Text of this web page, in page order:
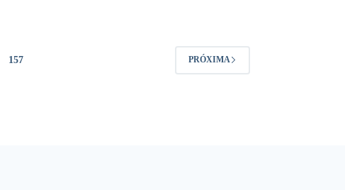
157 PRÓXIMA